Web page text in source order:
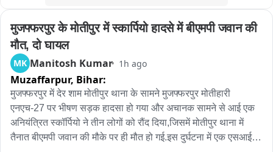
मुजफ्फरपुर के मोतीपुर में स्कार्पियो हादसे में बीएमपी जवान की
मौत, दो घायल
MK Manitosh Kumar 1h ago
Muzaffarpur, Bihar:
मुजफ्फरपुर में देर शाम मोतीपुर थाना के सामने मुजफ्फरपुर मोतीहारी
एनएच-27 पर भीषण सड़क हादसा हो गया और अचानक सामने से आई एक
अनियंत्रित स्कॉर्पियो ने तीन लोगों को रौंद दिया,जिसमें मोतीपुर थाना में
तैनात बीएमपी जवान की मौके पर ही मौत हो गई.इस दुर्घटना में एक एसआई